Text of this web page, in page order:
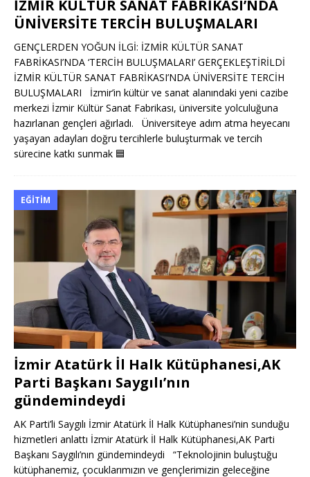
İZMİR KÜLTÜR SANAT FABRİKASI’NDA
ÜNİVERSİTE TERCİH BULUŞMALARI
GENÇLERDEN YOĞUN İLGİ: İZMİR KÜLTÜR SANAT
FABRİKASI’NDA ‘TERCİH BULUŞMALARI’ GERÇEKLEŞTİRİLDİ
İZMİR KÜLTÜR SANAT FABRİKASI’NDA ÜNİVERSİTE TERCİH
BULUŞMALARI İzmir’in kültür ve sanat alanındaki yeni cazibe
merkezi İzmir Kültür Sanat Fabrikası, üniversite yolculuğuna
hazırlanan gençleri ağırladı. Üniversiteye adım atma heyecanı
yaşayan adayları doğru tercihlerle buluşturmak ve tercih
sürecine katkı sunmak 🟦
EĞITIM
İzmir Atatürk İl Halk Kütüphanesi,AK
Parti Başkanı Saygılı’nın
gündemindeydi
AK Parti’li Saygılı İzmir Atatürk İl Halk Kütüphanesi’nin sunduğu
hizmetleri anlattı İzmir Atatürk İl Halk Kütüphanesi,AK Parti
Başkanı Saygılı’nın gündemindeydi “Teknolojinin buluştuğu
kütüphanemiz, çocuklarımızın ve gençlerimizin geleceğine